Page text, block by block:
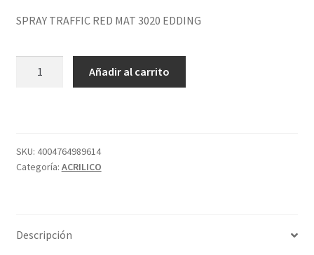
SPRAY TRAFFIC RED MAT 3020 EDDING
EDDING
cantidad
Añadir al carrito
SKU: 4004764989614
Categoría: ACRILICO
Descripción